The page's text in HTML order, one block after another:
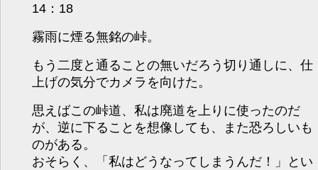
14：18
霧雨に煙る無銘の峠。
もう二度と通ることの無いだろう切り通しに、仕
上げの気分でカメラを向けた。
思えばこの峠道、私は廃道を上りに使ったのだ
が、逆に下ることを想像しても、また恐ろしいも
のがある。
おそらく、「私はどうなってしまうんだ！」とい